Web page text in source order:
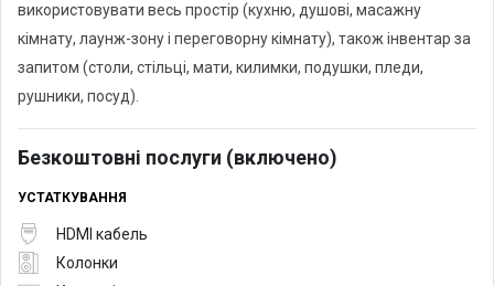
використовувати весь простір (кухню, душові, масажну
кімнату, лаунж-зону і переговорну кімнату), також інвентар за
запитом (столи, стільці, мати, килимки, подушки, пледи,
рушники, посуд).
Безкоштовні послуги (включено)
УСТАТКУВАННЯ
HDMI кабель
Колонки